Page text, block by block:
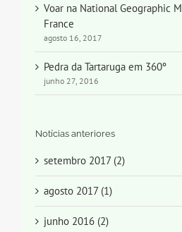
Voar na National Geographic
France
agosto 16, 2017
Pedra da Tartaruga em 360º
junho 27, 2016
Notícias anteriores
setembro 2017 (2)
agosto 2017 (1)
junho 2016 (2)